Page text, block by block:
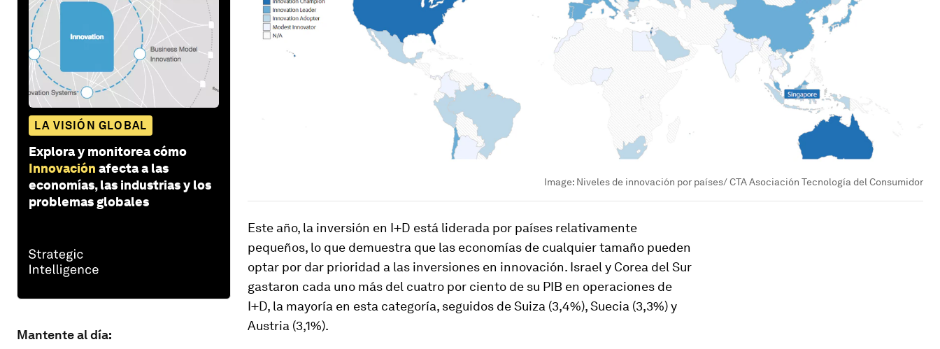
LA VISIÓN GLOBAL
Explora y monitorea cómo
Innovación afecta a las
economías, las industrias y los
problemas globales
Mantente al día:
Image: Niveles de innovación por países/ CTA Asociación Tecnología del Consumidor
Este año, la inversión en I+D está liderada por países relativamente
pequeños, lo que demuestra que las economías de cualquier tamaño pueden
optar por dar prioridad a las inversiones en innovación. Israel y Corea del Sur
gastaron cada uno más del cuatro por ciento de su PIB en operaciones de
I+D, la mayoría en esta categoría, seguidos de Suiza (3,4%), Suecia (3,3%) y
Austria (3,1%).